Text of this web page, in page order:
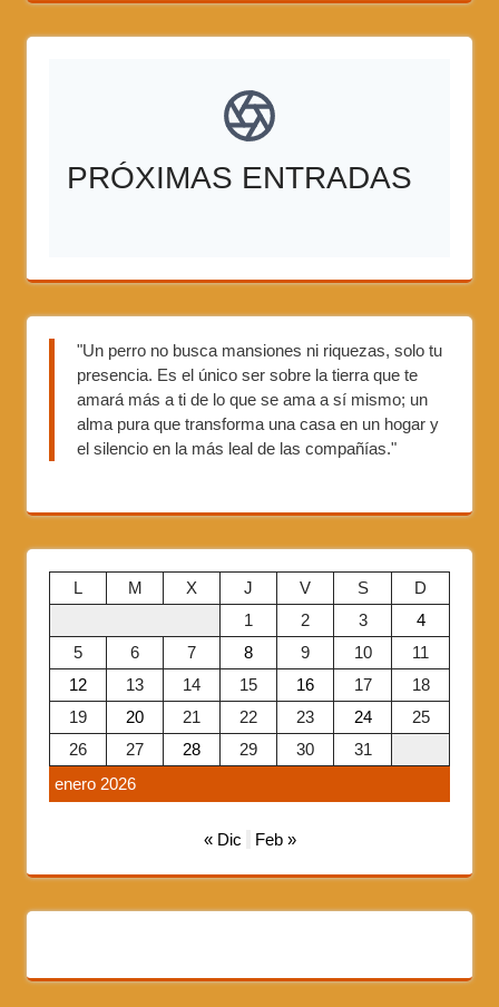
PRÓXIMAS ENTRADAS
"Un perro no busca mansiones ni riquezas, solo tu
presencia. Es el único ser sobre la tierra que te
amará más a ti de lo que se ama a sí mismo; un
alma pura que transforma una casa en un hogar y
el silencio en la más leal de las compañías."
enero 2026
L M X J V S
D
1
2 3
4
5
6 7 8 9 10
11
12
13 14 15 16 17
18
19
20 21 22 23 24
25
26
27 28 29 30 31
« Dic Feb »